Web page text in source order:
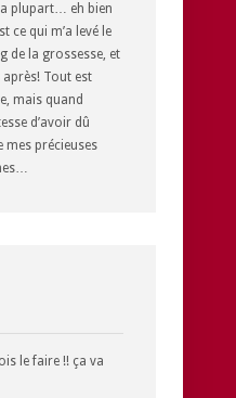
plupart… eh bien
ce qui m’a levé le
de la grossesse, et
Tout est
mais quand
d’avoir dû
mes précieuses
le faire !! ça va